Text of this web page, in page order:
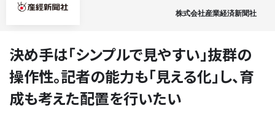
株式会社産業経済新聞社
決め手は「シンプルで見やすい」抜群の
操作性。記者の能力も「見える化」し、育
成も考えた配置を行いたい